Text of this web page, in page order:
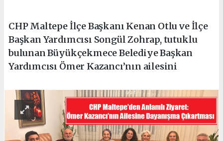
CHP Maltepe İlçe Başkanı Kenan Otlu ve İlçe
Başkan Yardımcısı Songül Zohrap, tutuklu
bulunan Büyükçekmece Belediye Başkan
Yardımcısı Ömer Kazancı’nın ailesini